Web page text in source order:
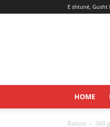
E shtunë, Gusht
HOME
Ballina 360